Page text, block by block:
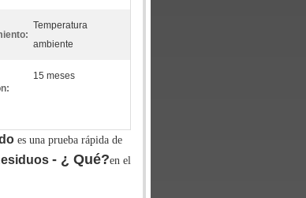
Temperatura
ambiente
15 meses
es una prueba rápida de
- ¿ Qué?en el